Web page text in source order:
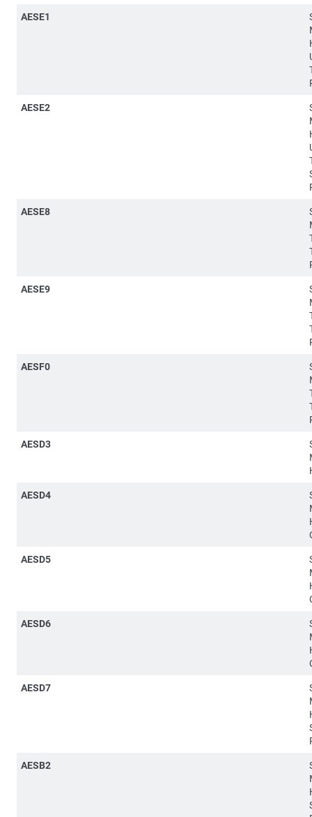
AESE1
AESE2
AESE8
AESE9
AESF0
AESD3
AESD4
AESD5
AESD6
AESD7
AESB2